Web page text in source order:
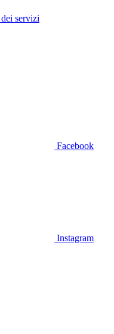
servizi
Facebook
Instagram